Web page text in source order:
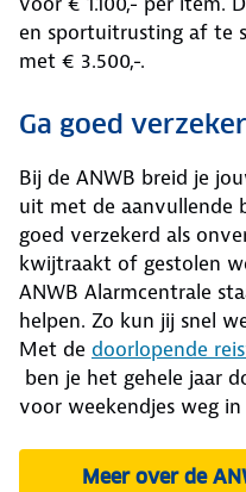
en sportuitrusting af te
met € 3.500,-.
Ga goed
Bij de ANWB breid je
uit met de aanvullende
goed verzekerd als
kwijtraakt of gestolen
ANWB Alarmcentrale
helpen. Zo kun jij snel
Met de doorlopende
ben je het gehele jaar
voor weekendjes weg in
Meer over de